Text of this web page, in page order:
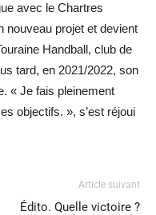
avec le Chartres
nouveau projet et devient
Handball, club de
tard, en 2021/2022, son
« Je fais pleinement
objectifs. », s’est réjoui
Article suivant
Édito. Quelle victoire ?